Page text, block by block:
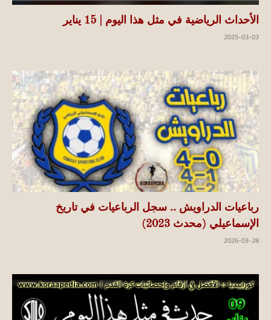
الأحداث الرياضية في مثل هذا اليوم | 15 يناير
2025-03-03
رباعيات الدراويش .. سجل الرباعيات في تاريخ
الإسماعيلي (محدث 2023)
2026-03-28